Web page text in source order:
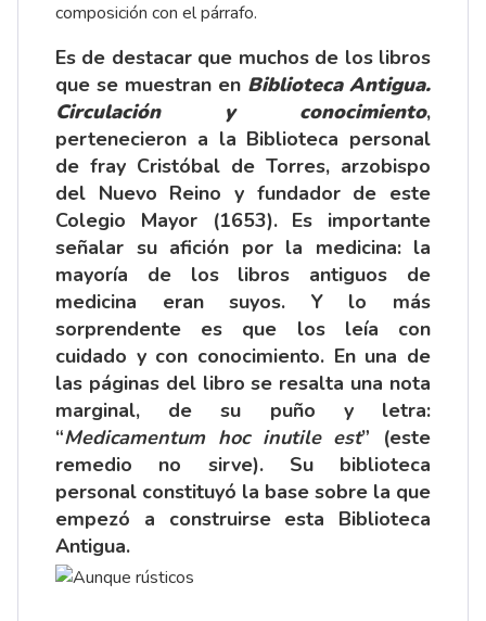
composición con el párrafo.
Es de destacar que muchos de los libros
que se muestran en Biblioteca Antigua.
Circulación y conocimiento,
pertenecieron a la Biblioteca personal
de fray Cristóbal de Torres, arzobispo
del Nuevo Reino y fundador de este
Colegio Mayor (1653). Es importante
señalar su afición por la medicina: la
mayoría de los libros antiguos de
medicina eran suyos. Y lo más
sorprendente es que los leía con
cuidado y con conocimiento. En una de
las páginas del libro se resalta una nota
marginal, de su puño y letra:
“Medicamentum hoc inutile est” (este
remedio no sirve). Su biblioteca
personal constituyó la base sobre la que
empezó a construirse esta Biblioteca
Antigua.